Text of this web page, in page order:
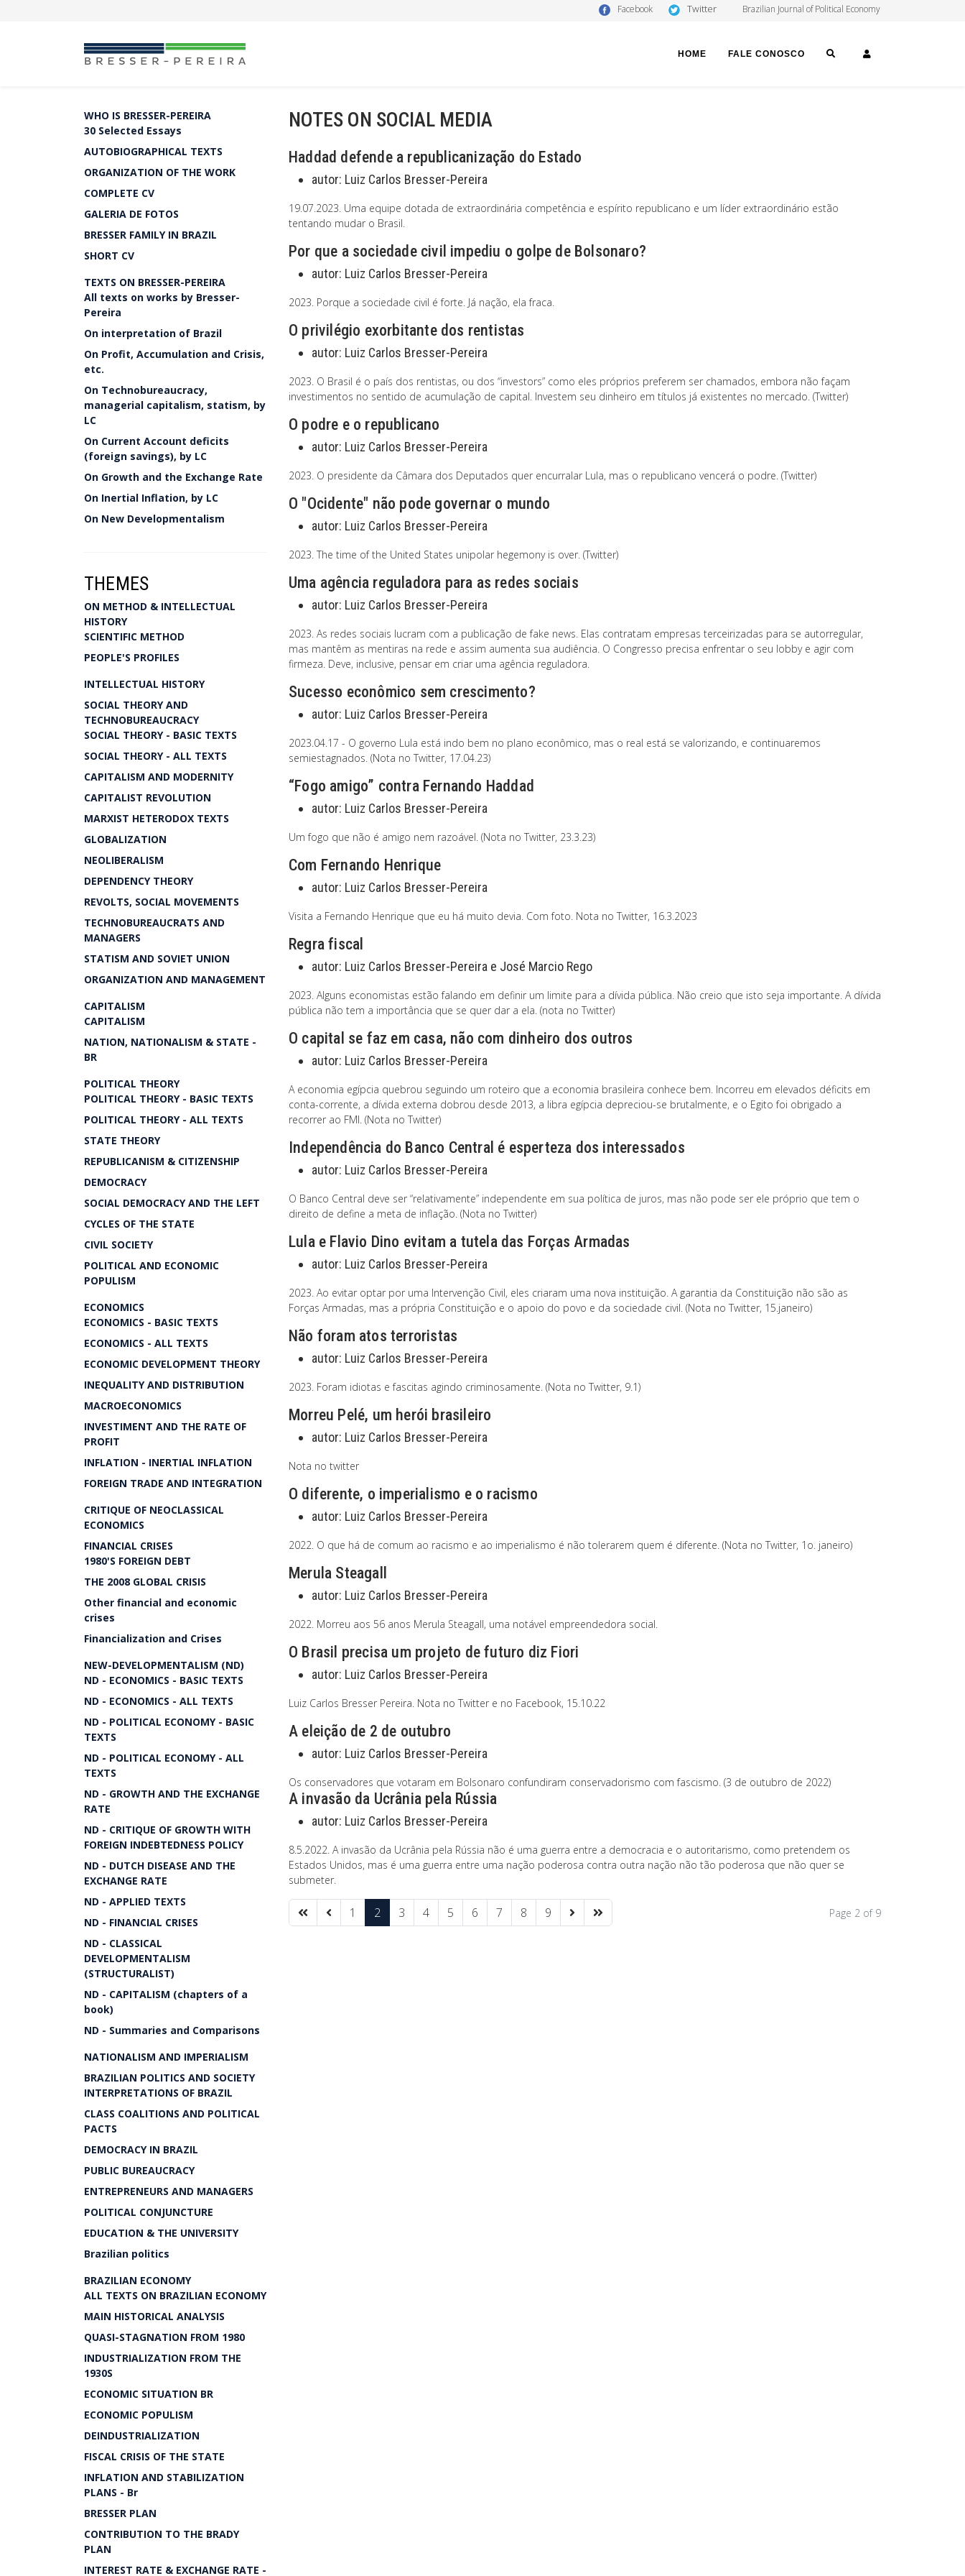
Facebook Twitter Brazilian Journal of Political Economy
HOME FALE CONOSCO SEARCH
WHO IS BRESSER-PEREIRA
30 Selected Essays
AUTOBIOGRAPHICAL TEXTS
ORGANIZATION OF THE WORK
COMPLETE CV
GALERIA DE FOTOS
BRESSER FAMILY IN BRAZIL
SHORT CV
TEXTS ON BRESSER-PEREIRA
All texts on works by Bresser-
Pereira
On interpretation of Brazil
On Profit, Accumulation and Crisis,
etc.
On Technobureaucracy,
managerial capitalism, statism, by
LC
On Current Account deficits
(foreign savings), by LC
On Growth and the Exchange Rate
On Inertial Inflation, by LC
On New Developmentalism
THEMES
ON METHOD & INTELLECTUAL
HISTORY
SCIENTIFIC METHOD
PEOPLE'S PROFILES
INTELLECTUAL HISTORY
SOCIAL THEORY AND
TECHNOBUREAUCRACY
SOCIAL THEORY - BASIC TEXTS
SOCIAL THEORY - ALL TEXTS
CAPITALISM AND MODERNITY
CAPITALIST REVOLUTION
MARXIST HETERODOX TEXTS
GLOBALIZATION
NEOLIBERALISM
DEPENDENCY THEORY
REVOLTS, SOCIAL MOVEMENTS
TECHNOBUREAUCRATS AND
MANAGERS
STATISM AND SOVIET UNION
ORGANIZATION AND MANAGEMENT
CAPITALISM
CAPITALISM
NATION, NATIONALISM & STATE -
BR
POLITICAL THEORY
POLITICAL THEORY - BASIC TEXTS
POLITICAL THEORY - ALL TEXTS
STATE THEORY
REPUBLICANISM & CITIZENSHIP
DEMOCRACY
SOCIAL DEMOCRACY AND THE LEFT
CYCLES OF THE STATE
CIVIL SOCIETY
POLITICAL AND ECONOMIC
POPULISM
ECONOMICS
ECONOMICS - BASIC TEXTS
ECONOMICS - ALL TEXTS
ECONOMIC DEVELOPMENT THEORY
INEQUALITY AND DISTRIBUTION
MACROECONOMICS
INVESTIMENT AND THE RATE OF
PROFIT
INFLATION - INERTIAL INFLATION
FOREIGN TRADE AND INTEGRATION
CRITIQUE OF NEOCLASSICAL
ECONOMICS
FINANCIAL CRISES
1980'S FOREIGN DEBT
THE 2008 GLOBAL CRISIS
Other financial and economic
crises
Financialization and Crises
NEW-DEVELOPMENTALISM (ND)
ND - ECONOMICS - BASIC TEXTS
ND - ECONOMICS - ALL TEXTS
ND - POLITICAL ECONOMY - BASIC
TEXTS
ND - POLITICAL ECONOMY - ALL
TEXTS
ND - GROWTH AND THE EXCHANGE
RATE
ND - CRITIQUE OF GROWTH WITH
FOREIGN INDEBTEDNESS POLICY
ND - DUTCH DISEASE AND THE
EXCHANGE RATE
ND - APPLIED TEXTS
ND - FINANCIAL CRISES
ND - CLASSICAL
DEVELOPMENTALISM
(STRUCTURALIST)
ND - CAPITALISM (chapters of a
book)
ND - Summaries and Comparisons
NATIONALISM AND IMPERIALISM
BRAZILIAN POLITICS AND SOCIETY
INTERPRETATIONS OF BRAZIL
CLASS COALITIONS AND POLITICAL
PACTS
DEMOCRACY IN BRAZIL
PUBLIC BUREAUCRACY
ENTREPRENEURS AND MANAGERS
POLITICAL CONJUNCTURE
EDUCATION & THE UNIVERSITY
Brazilian politics
BRAZILIAN ECONOMY
ALL TEXTS ON BRAZILIAN ECONOMY
MAIN HISTORICAL ANALYSIS
QUASI-STAGNATION FROM 1980
INDUSTRIALIZATION FROM THE
1930S
ECONOMIC SITUATION BR
ECONOMIC POPULISM
DEINDUSTRIALIZATION
FISCAL CRISIS OF THE STATE
INFLATION AND STABILIZATION
PLANS - Br
BRESSER PLAN
CONTRIBUTION TO THE BRADY
PLAN
INTEREST RATE & EXCHANGE RATE -
NOTES ON SOCIAL MEDIA
Haddad defende a republicanização do Estado
autor: Luiz Carlos Bresser-Pereira
19.07.2023. Uma equipe dotada de extraordinária competência e espírito republicano e um líder extraordinário estão
tentando mudar o Brasil.
Por que a sociedade civil impediu o golpe de Bolsonaro?
autor: Luiz Carlos Bresser-Pereira
2023. Porque a sociedade civil é forte. Já nação, ela fraca.
O privilégio exorbitante dos rentistas
autor: Luiz Carlos Bresser-Pereira
2023. O Brasil é o país dos rentistas, ou dos “investors” como eles próprios preferem ser chamados, embora não façam
investimentos no sentido de acumulação de capital. Investem seu dinheiro em títulos já existentes no mercado. (Twitter)
O podre e o republicano
autor: Luiz Carlos Bresser-Pereira
2023. O presidente da Câmara dos Deputados quer encurralar Lula, mas o republicano vencerá o podre. (Twitter)
O "Ocidente" não pode governar o mundo
autor: Luiz Carlos Bresser-Pereira
2023. The time of the United States unipolar hegemony is over. (Twitter)
Uma agência reguladora para as redes sociais
autor: Luiz Carlos Bresser-Pereira
2023. As redes sociais lucram com a publicação de fake news. Elas contratam empresas terceirizadas para se autorregular,
mas mantêm as mentiras na rede e assim aumenta sua audiência. O Congresso precisa enfrentar o seu lobby e agir com
firmeza. Deve, inclusive, pensar em criar uma agência reguladora.
Sucesso econômico sem crescimento?
autor: Luiz Carlos Bresser-Pereira
2023.04.17 - O governo Lula está indo bem no plano econômico, mas o real está se valorizando, e continuaremos
semiestagnados. (Nota no Twitter, 17.04.23)
“Fogo amigo” contra Fernando Haddad
autor: Luiz Carlos Bresser-Pereira
Um fogo que não é amigo nem razoável. (Nota no Twitter, 23.3.23)
Com Fernando Henrique
autor: Luiz Carlos Bresser-Pereira
Visita a Fernando Henrique que eu há muito devia. Com foto. Nota no Twitter, 16.3.2023
Regra fiscal
autor: Luiz Carlos Bresser-Pereira e José Marcio Rego
2023. Alguns economistas estão falando em definir um limite para a dívida pública. Não creio que isto seja importante. A dívida
pública não tem a importância que se quer dar a ela. (nota no Twitter)
O capital se faz em casa, não com dinheiro dos outros
autor: Luiz Carlos Bresser-Pereira
A economia egípcia quebrou seguindo um roteiro que a economia brasileira conhece bem. Incorreu em elevados déficits em
conta-corrente, a dívida externa dobrou desde 2013, a libra egípcia depreciou-se brutalmente, e o Egito foi obrigado a
recorrer ao FMI. (Nota no Twitter)
Independência do Banco Central é esperteza dos interessados
autor: Luiz Carlos Bresser-Pereira
O Banco Central deve ser “relativamente” independente em sua política de juros, mas não pode ser ele próprio que tem o
direito de define a meta de inflação. (Nota no Twitter)
Lula e Flavio Dino evitam a tutela das Forças Armadas
autor: Luiz Carlos Bresser-Pereira
2023. Ao evitar optar por uma Intervenção Civil, eles criaram uma nova instituição. A garantia da Constituição não são as
Forças Armadas, mas a própria Constituição e o apoio do povo e da sociedade civil. (Nota no Twitter, 15.janeiro)
Não foram atos terroristas
autor: Luiz Carlos Bresser-Pereira
2023. Foram idiotas e fascitas agindo criminosamente. (Nota no Twitter, 9.1)
Morreu Pelé, um herói brasileiro
autor: Luiz Carlos Bresser-Pereira
Nota no twitter
O diferente, o imperialismo e o racismo
autor: Luiz Carlos Bresser-Pereira
2022. O que há de comum ao racismo e ao imperialismo é não tolerarem quem é diferente. (Nota no Twitter, 1o. janeiro)
Merula Steagall
autor: Luiz Carlos Bresser-Pereira
2022. Morreu aos 56 anos Merula Steagall, uma notável empreendedora social.
O Brasil precisa um projeto de futuro diz Fiori
autor: Luiz Carlos Bresser-Pereira
Luiz Carlos Bresser Pereira. Nota no Twitter e no Facebook, 15.10.22
A eleição de 2 de outubro
autor: Luiz Carlos Bresser-Pereira
Os conservadores que votaram em Bolsonaro confundiram conservadorismo com fascismo. (3 de outubro de 2022)
A invasão da Ucrânia pela Rússia
autor: Luiz Carlos Bresser-Pereira
8.5.2022. A invasão da Ucrânia pela Rússia não é uma guerra entre a democracia e o autoritarismo, como pretendem os
Estados Unidos, mas é uma guerra entre uma nação poderosa contra outra nação não tão poderosa que não quer se
submeter.
1 2 3 4 5 6 7 8 9 Page 2 of 9